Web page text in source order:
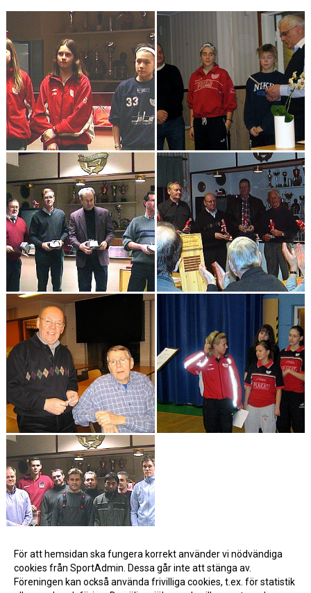
För att hemsidan ska fungera korrekt använder vi nödvändiga
cookies från SportAdmin. Dessa går inte att stänga av.
Föreningen kan också använda frivilliga cookies, t.ex. för statistik